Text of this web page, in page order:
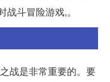
斗冒险游戏,。
战是非常重要的。要